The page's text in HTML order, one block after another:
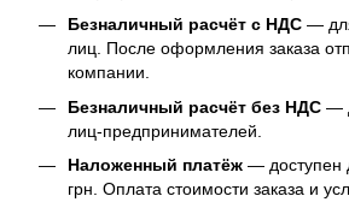
Безналичный расчёт с НДС —
лиц. После оформления заказа
компании.
Безналичный расчёт без НДС —
лиц-предпринимателей.
Наложенный платёж — доступен
грн. Оплата стоимости заказа и